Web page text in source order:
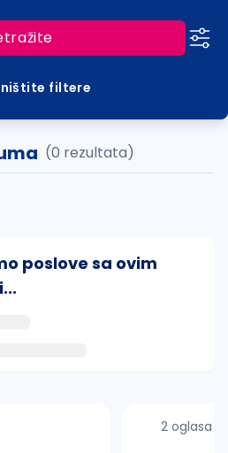
filtere
(0 rezultata)
poslove sa ovim
2 oglasa